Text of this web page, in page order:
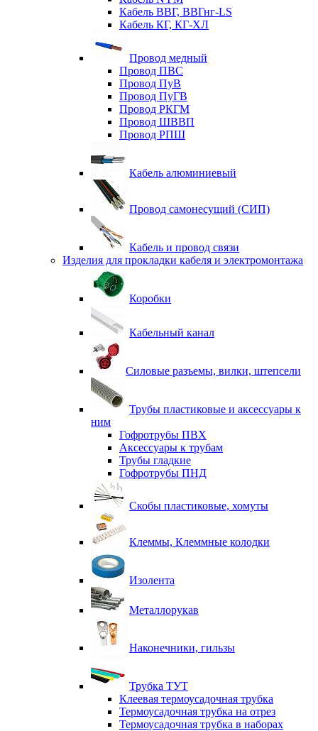
Кабель ВВГ, ВВГнг-LS
Кабель КГ, КГ-ХЛ
Провод медный
Провод ПВС
Провод ПуВ
Провод ПуГВ
Провод РКГМ
Провод ШВВП
Провод РПШ
Кабель алюминиевый
Провод самонесущий (СИП)
Кабель и провод связи
Изделия для прокладки кабеля и электромонтажа
Коробки
Кабельный канал
Силовые разъемы, вилки, штепсели
Трубы пластиковые и аксессуары к
ним
Гофротрубы ПВХ
Аксессуары к трубам
Трубы гладкие
Гофротрубы ПНД
Скобы пластиковые, хомуты
Клеммы, Клеммные колодки
Изолента
Металлорукав
Наконечники, гильзы
Трубка ТУТ
Клеевая термоусадочная трубка
Термоусадочная трубка на отрез
Термоусадочная трубка в наборах